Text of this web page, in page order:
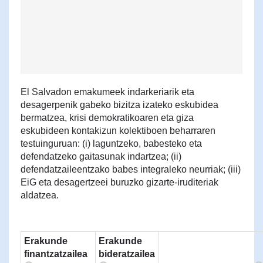
El Salvadon emakumeek indarkeriarik eta
desagerpenik gabeko bizitza izateko eskubidea
bermatzea, krisi demokratikoaren eta giza
eskubideen kontakizun kolektiboen beharraren
testuinguruan: (i) laguntzeko, babesteko eta
defendatzeko gaitasunak indartzea; (ii)
defendatzaileentzako babes integraleko neurriak; (iii)
EiG eta desagertzeei buruzko gizarte-iruditeriak
aldatzea.
Erakunde
finantzatzailea
Erakunde
bideratzailea